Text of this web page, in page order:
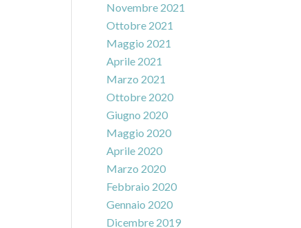
Novembre 2021
Ottobre 2021
Maggio 2021
Aprile 2021
Marzo 2021
Ottobre 2020
Giugno 2020
Maggio 2020
Aprile 2020
Marzo 2020
Febbraio 2020
Gennaio 2020
Dicembre 2019